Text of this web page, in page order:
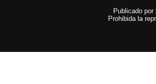
Publicado
Prohibida la